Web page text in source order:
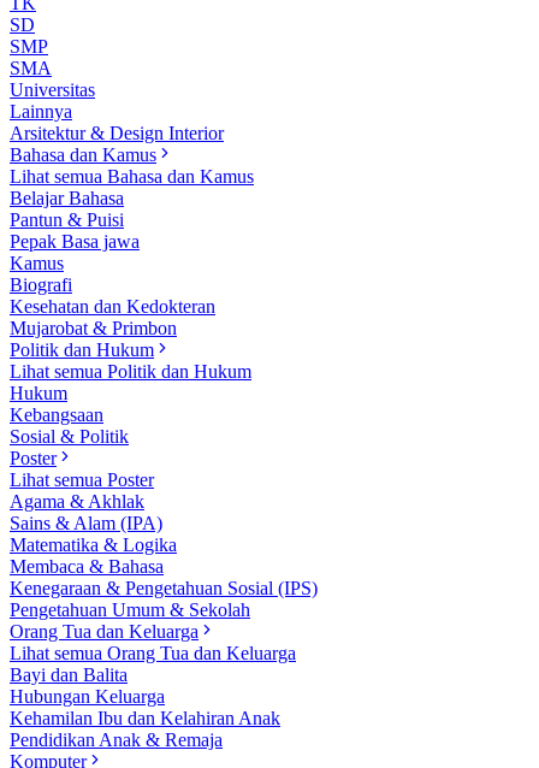
SD
SMP
SMA
Universitas
Lainnya
Arsitektur & Design Interior
Bahasa dan Kamus
Lihat semua Bahasa dan Kamus
Belajar Bahasa
Pantun & Puisi
Pepak Basa jawa
Kamus
Biografi
Kesehatan dan Kedokteran
Mujarobat & Primbon
Politik dan Hukum
Lihat semua Politik dan Hukum
Hukum
Kebangsaan
Sosial & Politik
Poster
Lihat semua Poster
Agama & Akhlak
Sains & Alam (IPA)
Matematika & Logika
Membaca & Bahasa
Kenegaraan & Pengetahuan Sosial (IPS)
Pengetahuan Umum & Sekolah
Orang Tua dan Keluarga
Lihat semua Orang Tua dan Keluarga
Bayi dan Balita
Hubungan Keluarga
Kehamilan Ibu dan Kelahiran Anak
Pendidikan Anak & Remaja
Komputer